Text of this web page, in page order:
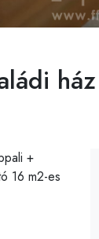
+
16 m2-es